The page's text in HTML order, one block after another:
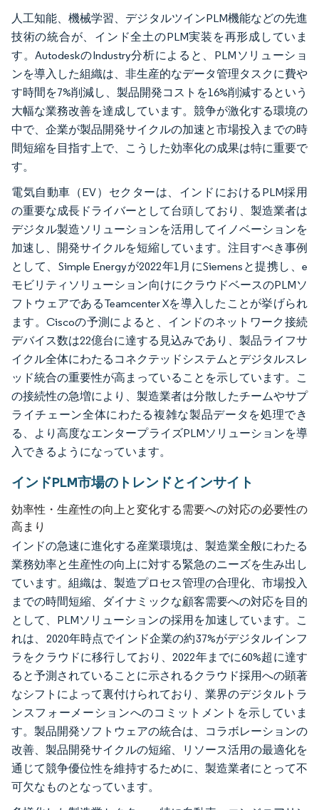
人工知能、機械学習、デジタルツインPLM機能などの先進
技術の統合が、インド全土のPLM実装を再形成していま
す。AutodeskのIndustry分析によると、PLMソリューショ
ンを導入した組織は、非生産的なデータ管理タスクに費や
す時間を7%削減し、製品開発コストを16%削減するという
大幅な業務改善を達成しています。競争が激化する環境の
中で、企業が製品開発サイクルの加速と市場投入までの時
間短縮を目指す上で、こうした効率化の成果は特に重要で
す。
電気自動車（EV）セクターは、インドにおけるPLM採用
の重要な成長ドライバーとして台頭しており、製造業者は
デジタル製造ソリューションを活用してイノベーションを
加速し、開発サイクルを短縮しています。注目すべき事例
として、Simple Energyが2022年1月にSiemensと提携し、e
モビリティソリューション向けにクラウドベースのPLMソ
フトウェアであるTeamcenter Xを導入したことが挙げられ
ます。Ciscoの予測によると、インドのネットワーク接続
デバイス数は22億台に達する見込みであり、製品ライフサ
イクル全体にわたるコネクテッドシステムとデジタルスレ
ッド統合の重要性が高まっていることを示しています。こ
の接続性の急増により、製造業者は分散したチームやサプ
ライチェーン全体にわたる複雑な製品データを処理でき
る、より高度なエンタープライズPLMソリューションを導
入できるようになっています。
インドPLM市場のトレンドとインサイト
効率性・生産性の向上と変化する需要への対応の必要性の
高まり
インドの急速に進化する産業環境は、製造業全般にわたる
業務効率と生産性の向上に対する緊急のニーズを生み出し
ています。組織は、製造プロセス管理の合理化、市場投入
までの時間短縮、ダイナミックな顧客需要への対応を目的
として、PLMソリューションの採用を加速しています。こ
れは、2020年時点でインド企業の約37%がデジタルインフ
ラをクラウドに移行しており、2022年までに60%超に達す
ると予測されていることに示されるクラウド採用への顕著
なシフトによって裏付けられており、業界のデジタルトラ
ンスフォーメーションへのコミットメントを示していま
す。製品開発ソフトウェアの統合は、コラボレーションの
改善、製品開発サイクルの短縮、リソース活用の最適化を
通じて競争優位性を維持するために、製造業者にとって不
可欠なものとなっています。